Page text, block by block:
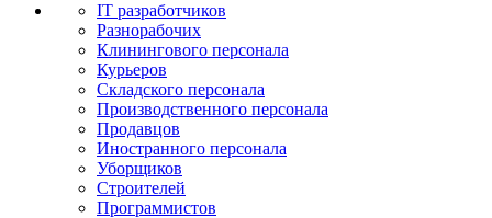
IT разработчиков
Разнорабочих
Клинингового персонала
Курьеров
Складского персонала
Производственного персонала
Продавцов
Иностранного персонала
Уборщиков
Строителей
Программистов